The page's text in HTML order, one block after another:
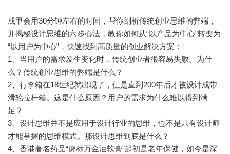
成甲会用30分钟左右的时间，帮你剖析传统创业思维的弊端，
并揭秘设计思维的六步心法，教你如何从“以产品为中心”转变为
“以用户为中心”，快速找到高质量的创业解决方案：
1、当用户的需求发生变化时，传统创业者很容易失败。为什
么？传统创业思维的弊端是什么？
2、行李箱在18世纪就出现了，但是直到200年后才被设计成带
滑轮拉杆箱。这是什么原因？用户的需求为什么难以得到满
足？
3、设计思维并不是应用于设计行业的思维，也不是只有设计师
才能掌握的思维模式。那设计思维到底是什么？
4、香港著名药品“虎标万金油软膏”起初是老年保健，如今是深